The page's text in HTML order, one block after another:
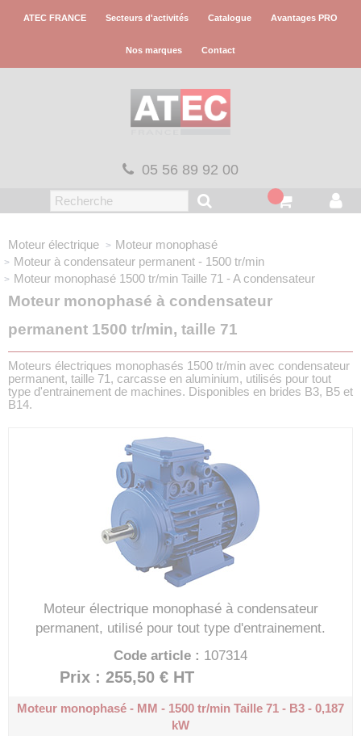
ATEC FRANCE Secteurs d'activités Catalogue Avantages PRO
Nos marques Contact
05 56 89 92 00
Moteur électrique
Moteur monophasé
Moteur à condensateur permanent - 1500 tr/min
Moteur monophasé 1500 tr/min Taille 71 - A condensateur
Moteur monophasé à condensateur
permanent 1500 tr/min, taille 71
Moteurs électriques monophasés 1500 tr/min avec condensateur
permanent, taille 71, carcasse en aluminium, utilisés pour tout
type d'entrainement de machines. Disponibles en brides B3, B5 et
B14.
Moteur électrique monophasé à condensateur
permanent, utilisé pour tout type d'entrainement.
Code article : 107314
Prix : 255,50 € HT
Moteur monophasé - MM - 1500 tr/min Taille 71 - B3 - 0,187
kW